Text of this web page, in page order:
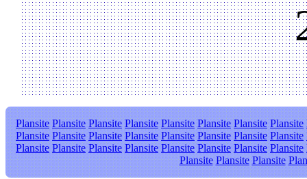
Plansite Plansite Plansite Plansite Plansite Plansite Plansite Plansite
Plansite Plansite Plansite Plansite Plansite Plansite Plansite Plansite
Plansite Plansite Plansite Plansite Plansite Plansite Plansite Plansite
Plansite Plansite Plansite